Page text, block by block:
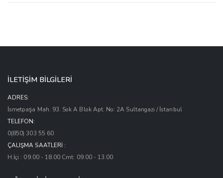
İLETİŞİM BİLGİLERİ
ADRES:
İsmetpaşa Mah. 93. Sok A Blok Apt. No: 2A Sultangazi / İstanbul
TELEFON:
0(850) 303 55 60
ÇALIŞMA SAATLERI :
H.İçi : 09.00 - 18.00 Cmt: 09.00 - 13.00